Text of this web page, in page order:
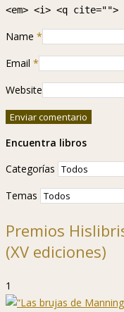
<em> <i> <q
Name *
Email *
Website
Encuentra libros
Categorías
Temas
Premios
(XV ediciones)
1